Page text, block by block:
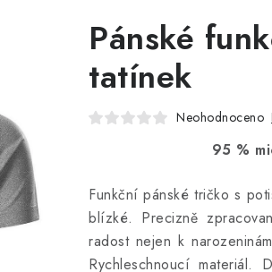
Pánské
tatínek
Neohodnoceno
95 %
Funkční pánské tričko s
blízké. Precizně
radost nejen k
Rychleschnoucí